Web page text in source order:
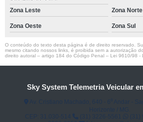
Zona Leste
Zona Norte
Zona Oeste Zona Sul
O conteúdo do texto desta página é de direito reservado.
mesmo citando nossos links, é proibida sem a autorização
direito autoral – artigo 184 do Código Penal – Lei 9610/98 -
Sky System Telemetria Veicular